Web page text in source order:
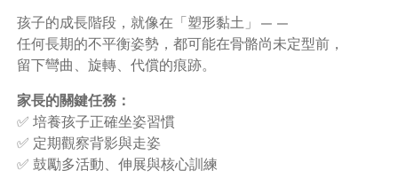
孩子的成長階段，就像在「塑形黏土」——
任何長期的不平衡姿勢，都可能在骨骼尚未定型前，
留下彎曲、旋轉、代償的痕跡。
家長的關鍵任務：
✅ 培養孩子正確坐姿習慣
✅ 定期觀察背影與走姿
✅ 鼓勵多活動、伸展與核心訓練